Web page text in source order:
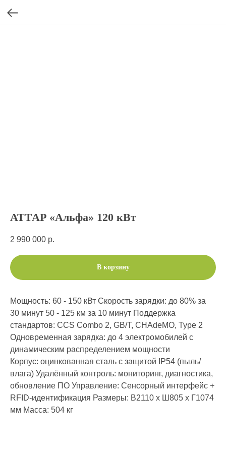
АТТАР «Альфа» 120 кВт
2 990 000 р.
В корзину
Мощность: 60 - 150 кВт Скорость зарядки: до 80% за
30 минут 50 - 125 км за 10 минут Поддержка
стандартов: CCS Combo 2, GB/T, CHAdeMO, Type 2
Одновременная зарядка: до 4 электромобилей с
динамическим распределением мощности
Корпус: оцинкованная сталь с защитой IP54 (пыль/
влага) Удалённый контроль: мониторинг, диагностика,
обновление ПО Управление: Сенсорный интерфейс +
RFID-идентификация Размеры: В2110 x Ш805 x Г1074
мм Масса: 504 кг